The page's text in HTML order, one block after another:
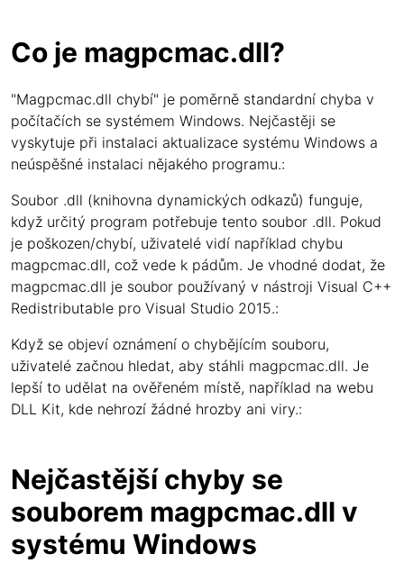
Co je magpcmac.dll?
"Magpcmac.dll chybí" je poměrně standardní chyba v
počítačích se systémem Windows. Nejčastěji se
vyskytuje při instalaci aktualizace systému Windows a
neúspěšné instalaci nějakého programu.:
Soubor .dll (knihovna dynamických odkazů) funguje,
když určitý program potřebuje tento soubor .dll. Pokud
je poškozen/chybí, uživatelé vidí například chybu
magpcmac.dll, což vede k pádům. Je vhodné dodat, že
magpcmac.dll je soubor používaný v nástroji Visual C++
Redistributable pro Visual Studio 2015.:
Když se objeví oznámení o chybějícím souboru,
uživatelé začnou hledat, aby stáhli magpcmac.dll. Je
lepší to udělat na ověřeném místě, například na webu
DLL Kit, kde nehrozí žádné hrozby ani viry.:
Nejčastější chyby se
souborem magpcmac.dll v
systému Windows